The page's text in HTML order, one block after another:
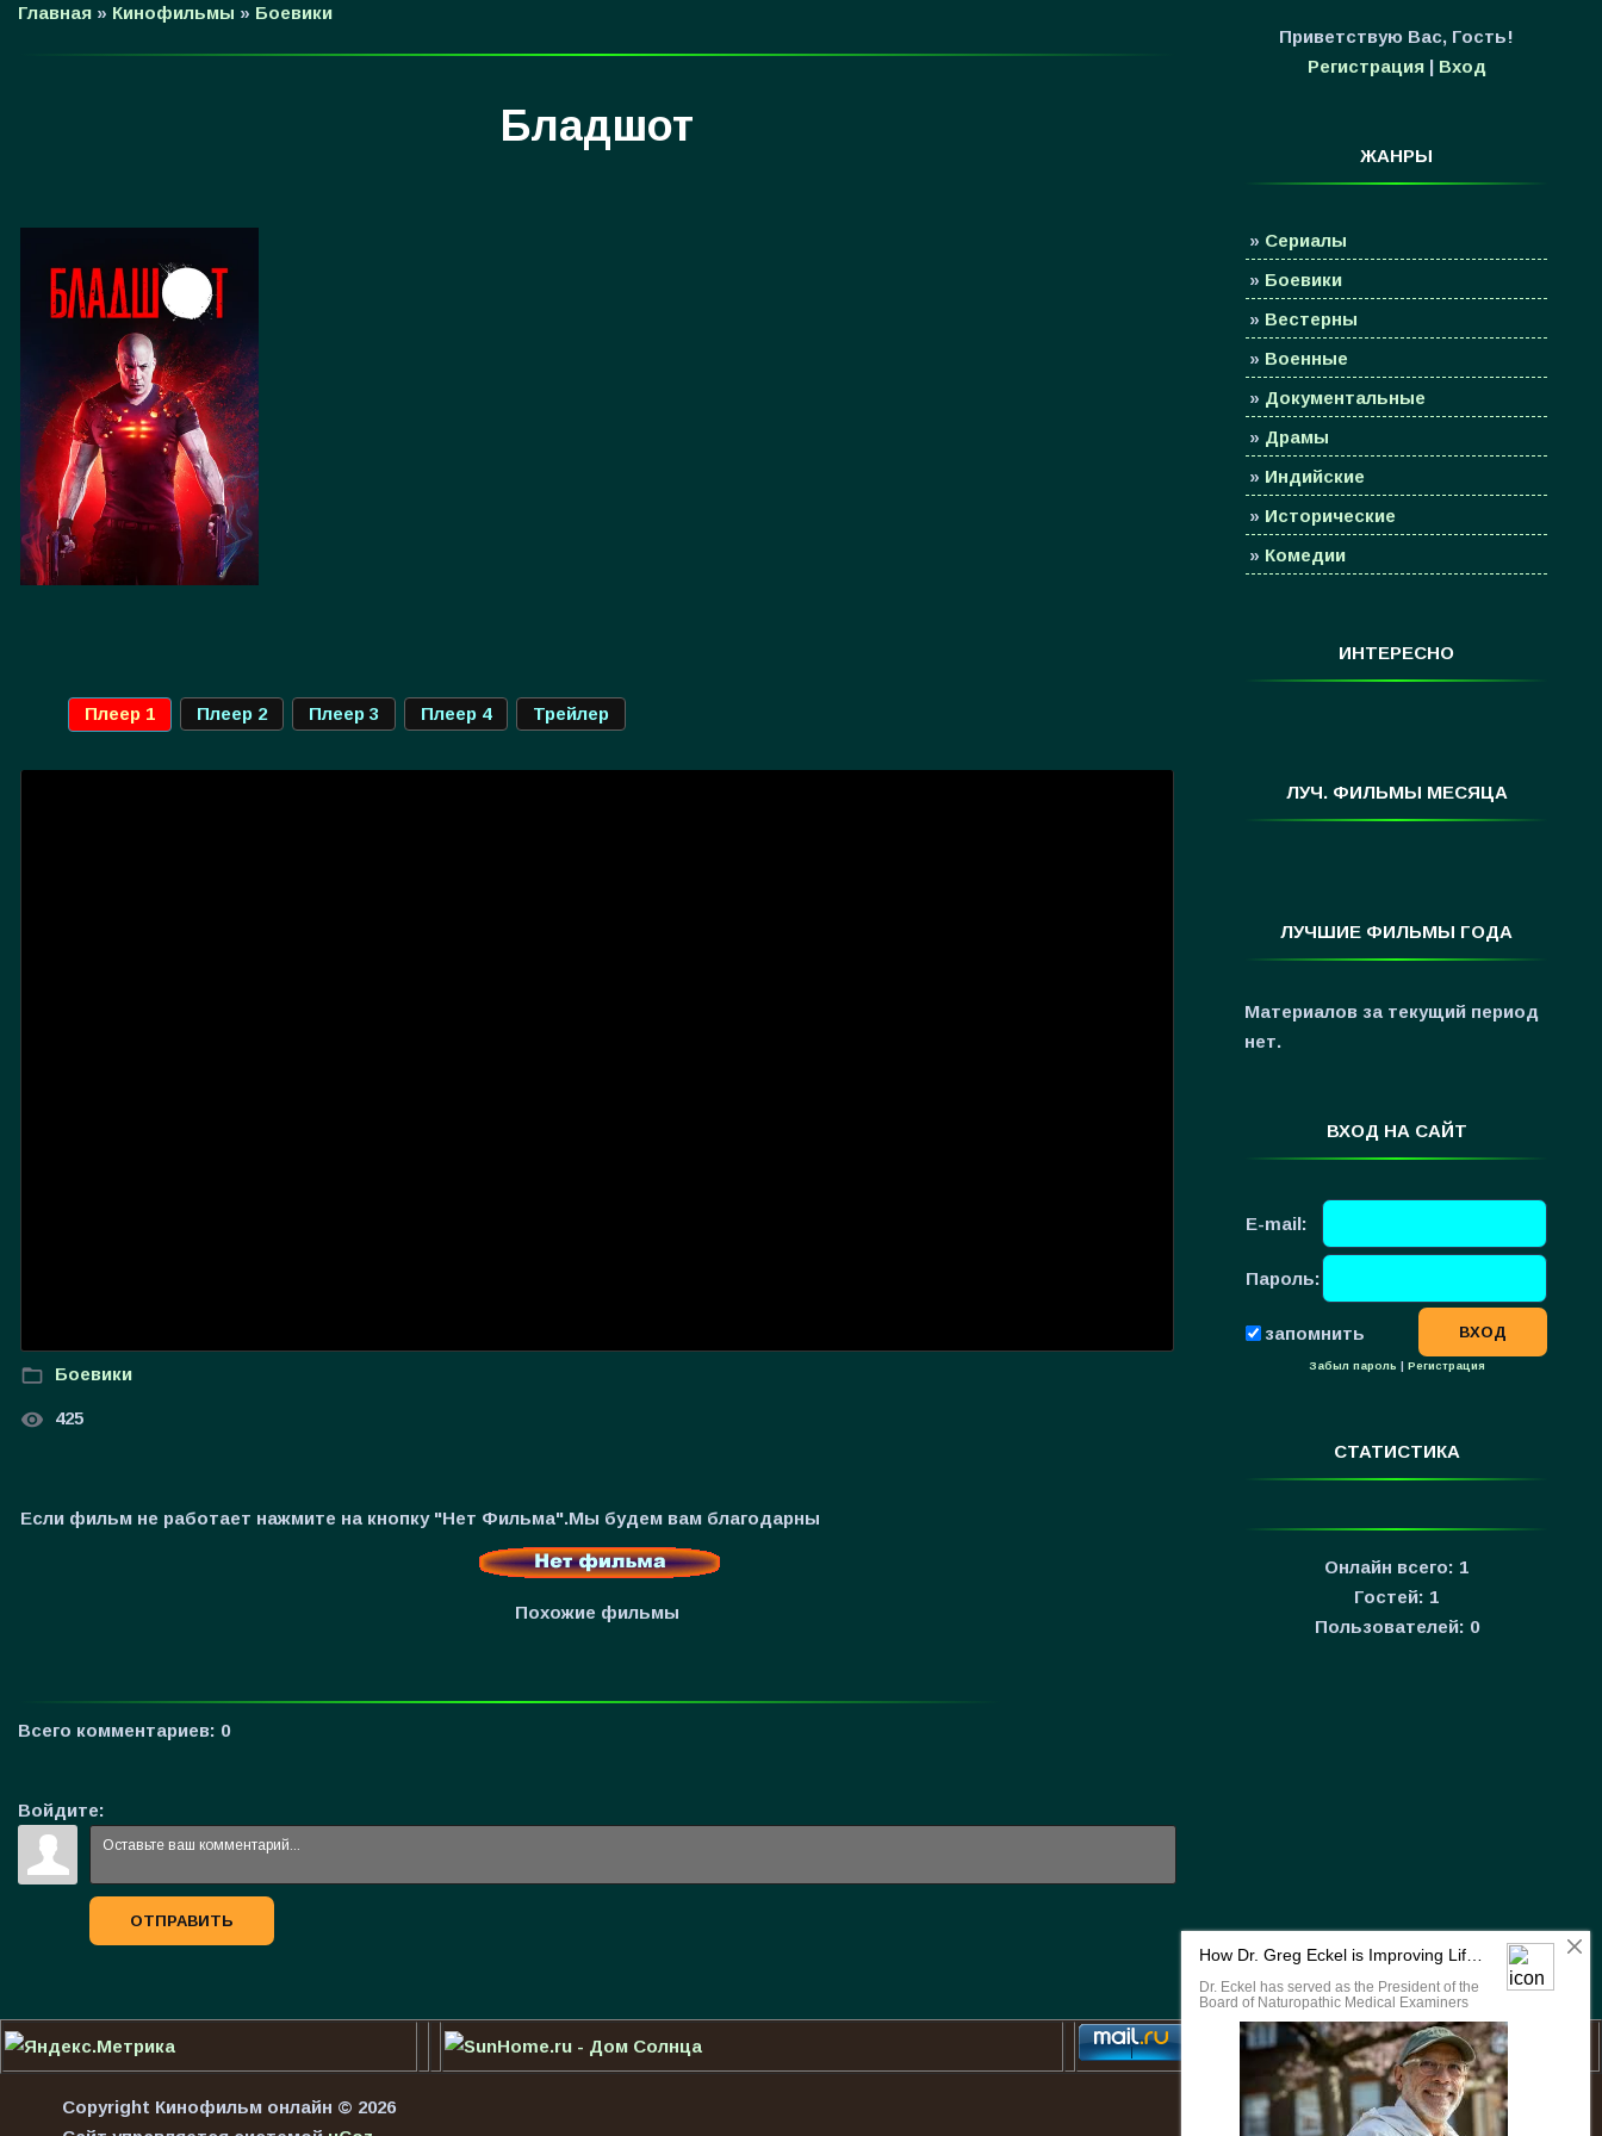
Главная » Кинофильмы » Боевики
Бладшот
Плеер 1 Плеер 2 Плеер 3 Плеер 4 Трейлер
Боевики
425
Если фильм не работает нажмите на кнопку "Нет Фильма".Мы будем вам благодарны
Похожие фильмы
Всего комментариев: 0
Войдите:
ОТПРАВИТЬ
Приветствую Вас, Гость!
Регистрация| Вход
ЖАНРЫ
» Сериалы
» Боевики
» Вестерны
» Военные
» Документальные
» Драмы
» Индийские
» Исторические
» Комедии
Фантастика
ИНТЕРЕСНО
ЛУЧ. ФИЛЬМЫ МЕСЯЦА
ЛУЧШИЕ ФИЛЬМЫ ГОДА
Материалов за текущий период
нет.
ВХОД НА САЙТ
E-mail:
Пароль:
запомнить
Забыл пароль Регистрация
СТАТИСТИКА
Онлайн всего: 1
Гостей: 1
Пользователей: 0
Copyright Кинофильм онлайн © 2026